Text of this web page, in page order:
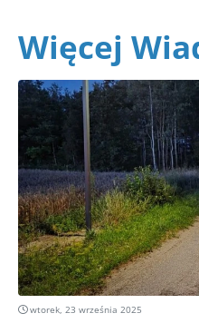
Więcej
wtorek, 23 września 2025